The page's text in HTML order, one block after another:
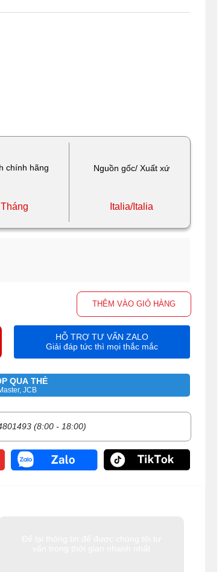
chính hãng Nguồn gốc/ Xuất xứ
Italia/Italia
THÊM VÀO GIỎ HÀNG
QUA THẺ
JCB
(8:00 - 18:00)
HỖ TRỢ TƯ VẤN ZALO
Giải đáp tức thì mọi thắc mắc